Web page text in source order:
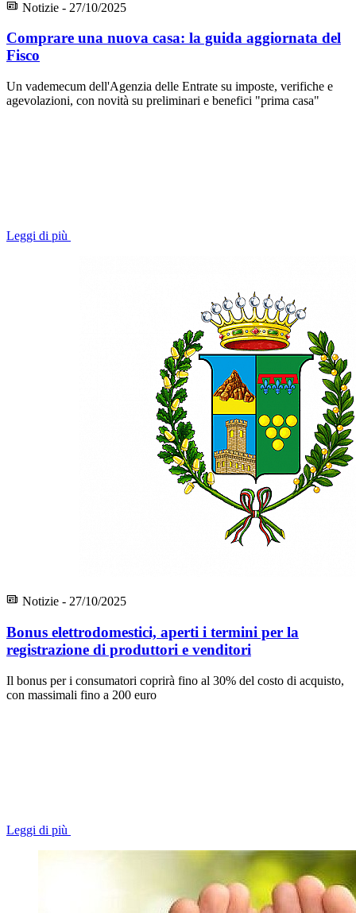
Notizie - 27/10/2025
Comprare una nuova casa: la guida aggiornata del
Fisco
Un vademecum dell'Agenzia delle Entrate su imposte, verifiche e
agevolazioni, con novità su preliminari e benefici "prima casa"
Leggi di più
Notizie - 27/10/2025
Bonus elettrodomestici, aperti i termini per la
registrazione di produttori e venditori
Il bonus per i consumatori coprirà fino al 30% del costo di acquisto,
con massimali fino a 200 euro
Leggi di più